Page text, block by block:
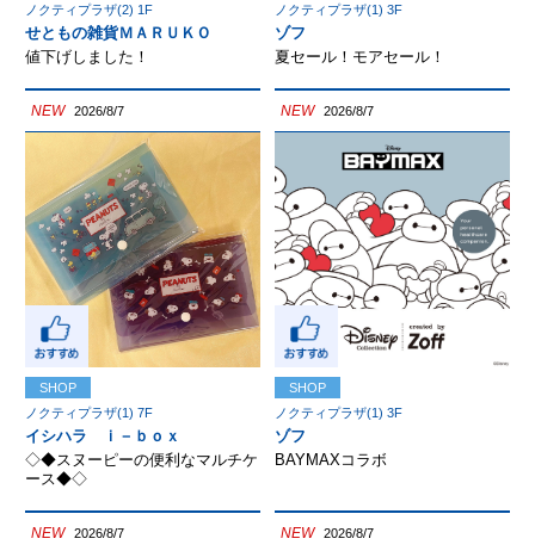
ノクティプラザ(2) 1F
せともの雑貨ＭＡＲＵＫＯ
値下げしました！
ノクティプラザ(1) 3F
ゾフ
夏セール！モアセール！
NEW 2026/8/7
SHOP
ノクティプラザ(1) 7F
イシハラ ｉ－ｂｏｘ
◇◆スヌーピーの便利なマルチケ
ース◆◇
NEW 2026/8/7
SHOP
ノクティプラザ(1) 3F
ゾフ
BAYMAXコラボ
NEW 2026/8/7 NEW 2026/8/7